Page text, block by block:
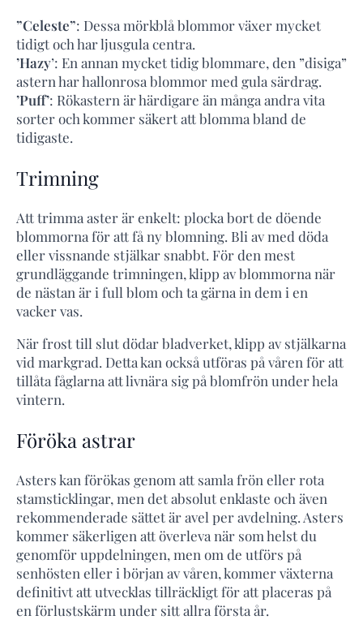
”Celeste”: Dessa mörkblå blommor växer mycket
tidigt och har ljusgula centra.
’Hazy’: En annan mycket tidig blommare, den ”disiga”
astern har hallonrosa blommor med gula särdrag.
’Puff’: Rökastern är härdigare än många andra vita
sorter och kommer säkert att blomma bland de
tidigaste.
Trimning
Att trimma aster är enkelt: plocka bort de döende
blommorna för att få ny blomning. Bli av med döda
eller vissnande stjälkar snabbt. För den mest
grundläggande trimningen, klipp av blommorna när
de nästan är i full blom och ta gärna in dem i en
vacker vas.
När frost till slut dödar bladverket, klipp av stjälkarna
vid markgrad. Detta kan också utföras på våren för att
tillåta fåglarna att livnära sig på blomfrön under hela
vintern.
Föröka astrar
Asters kan förökas genom att samla frön eller rota
stamsticklingar, men det absolut enklaste och även
rekommenderade sättet är avel per avdelning. Asters
kommer säkerligen att överleva när som helst du
genomför uppdelningen, men om de utförs på
senhösten eller i början av våren, kommer växterna
definitivt att utvecklas tillräckligt för att placeras på
en förlustskärm under sitt allra första år.